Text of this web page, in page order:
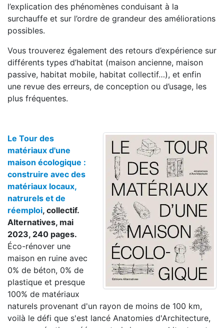
l’explication des phénomènes conduisant à la
surchauffe et sur l’ordre de grandeur des améliorations
possibles.
Vous trouverez également des retours d’expérience sur
différents types d’habitat (maison ancienne, maison
passive, habitat mobile, habitat collectif…), et enfin
une revue des erreurs, de conception ou d’usage, les
plus fréquentes.
Le Tour des
matériaux d'une
maison écologique :
construire avec des
matériaux locaux,
natrurels et de
réemploi, collectif.
Alternatives, mai
2023, 240 pages.
Éco-rénover une
maison en ruine avec
0% de béton, 0% de
plastique et presque
100% de matériaux
naturels provenant d'un rayon de moins de 100 km,
voilà le défi que s'est lancé Anatomies d'Architecture,